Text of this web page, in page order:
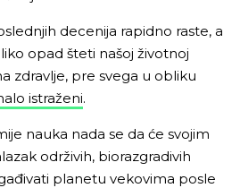
decenija rapidno raste, a
opad šteti našoj životnoj
zdravlje, pre svega u obliku
istraženi.
nauka nada se da će svojim
održivih, biorazgradivih
planetu vekovima posle